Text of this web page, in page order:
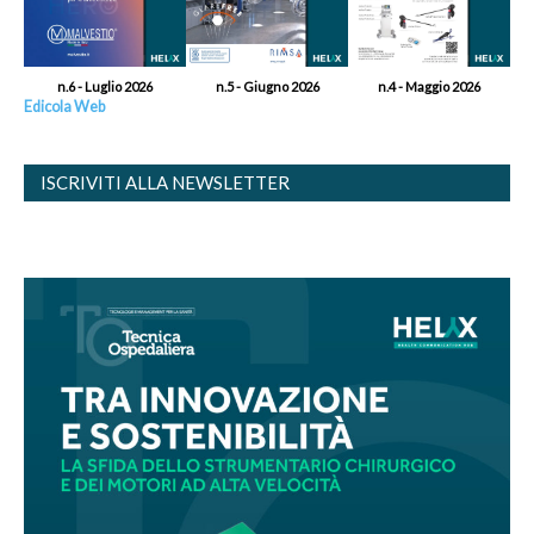
n.6 - Luglio 2026 n.5 - Giugno 2026 n.4 - Maggio 2026
Edicola Web
ISCRIVITI ALLA NEWSLETTER